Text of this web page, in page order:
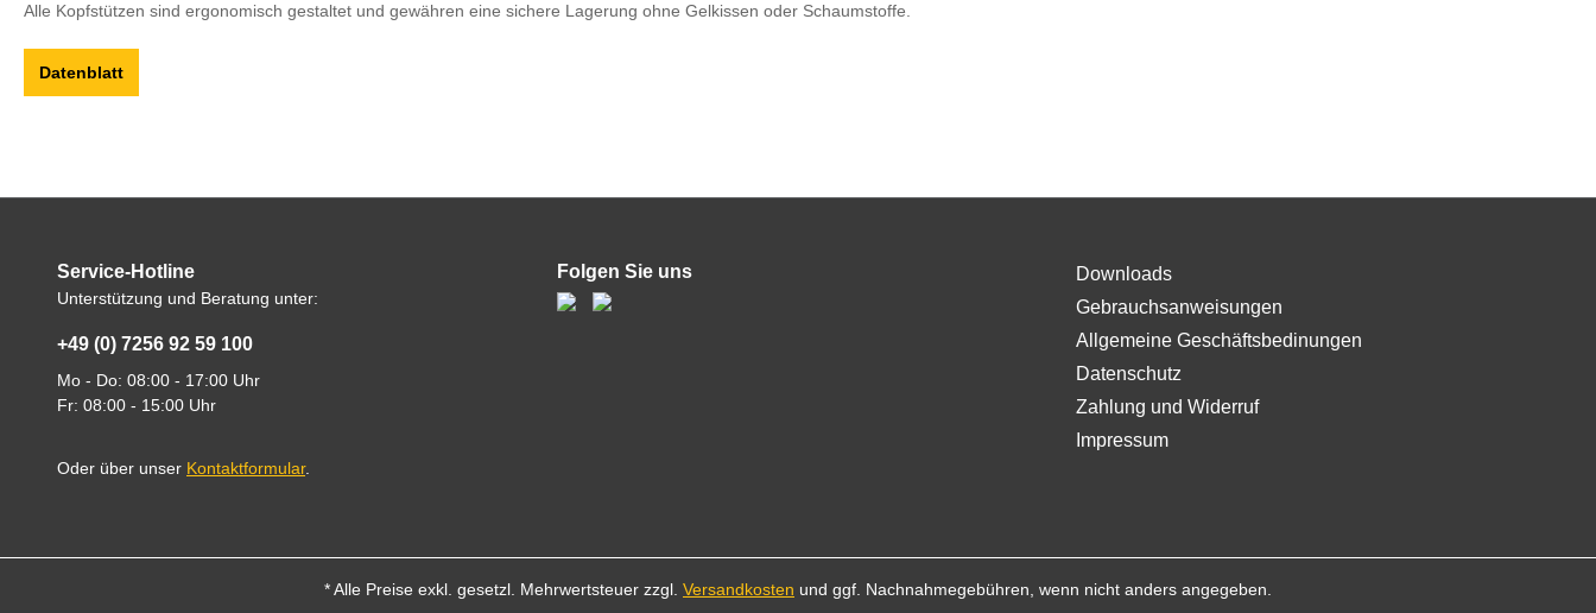
Alle Kopfstützen sind ergonomisch gestaltet und gewähren eine sichere Lagerung ohne Gelkissen oder Schaumstoffe.
Datenblatt
Service-Hotline
Unterstützung und Beratung unter:
+49 (0) 7256 92 59 100
Mo - Do: 08:00 - 17:00 Uhr
Fr: 08:00 - 15:00 Uhr
Oder über unser Kontaktformular.
Folgen Sie uns
Downloads
Gebrauchsanweisungen
Allgemeine Geschäftsbedinungen
Datenschutz
Zahlung und Widerruf
Impressum
* Alle Preise exkl. gesetzl. Mehrwertsteuer zzgl. Versandkosten und ggf. Nachnahmegebühren, wenn nicht anders angegeben.